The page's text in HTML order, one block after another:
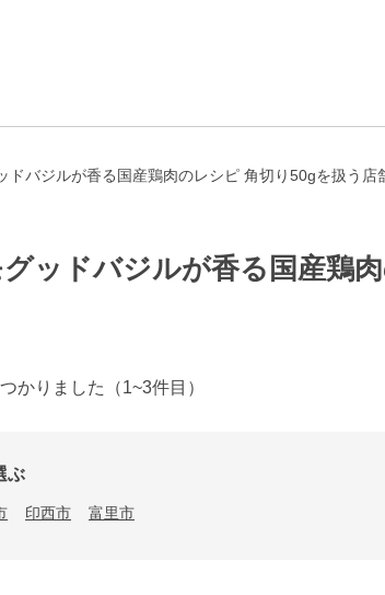
ドバジルが香る国産鶏肉のレシピ 角切り50gを扱う店
ッドバジルが香る国産鶏
かりました （1~3件目）
ぶ
印西市 富里市